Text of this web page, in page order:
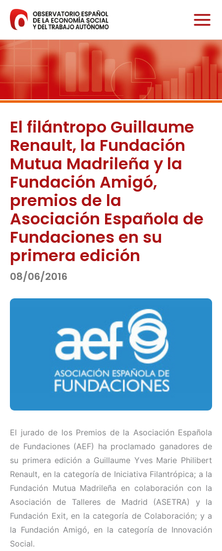
contenido
El filántropo Guillaume
Renault, la Fundación
Mutua Madrileña y la
Fundación Amigó,
premios de la
Asociación Española de
Fundaciones en su
primera edición
08/06/2016
El jurado de los Premios de la Asociación Española
de Fundaciones (AEF) ha proclamado ganadores de
su primera edición a Guillaume Yves Marie Philibert
Renault, en la categoría de Iniciativa Filantrópica; a la
Fundación Mutua Madrileña en colaboración con la
Asociación de Talleres de Madrid (ASETRA) y la
Fundación Exit, en la categoría de Colaboración; y a
la Fundación Amigó, en la categoría de Innovación
Social.